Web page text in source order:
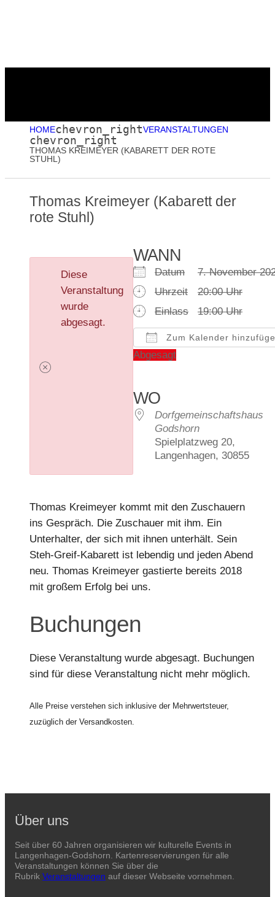
HOMEchevron_rightVERANSTALTUNGEN
chevron_right
THOMAS KREIMEYER (KABARETT DER ROTE
STUHL)
Thomas Kreimeyer (Kabarett der
rote Stuhl)
Diese
Veranstaltung
wurde
abgesagt.
WANN
Datum
7. November
Uhrzeit
20:00 Uhr
Einlass
19:00 Uhr
Zum Kalender
ICS herunterladen
WO
Dorfgemeinschaftshaus
Godshorn
Spielplatzweg 20,
Langenhagen, 30855
Thomas Kreimeyer kommt mit den Zuschauern
ins Gespräch. Die Zuschauer mit ihm. Ein
Unterhalter, der sich mit ihnen unterhält. Sein
Steh-Greif-Kabarett ist lebendig und jeden Abend
neu. Thomas Kreimeyer gastierte bereits 2018
mit großem Erfolg bei uns.
Buchungen
Diese Veranstaltung wurde abgesagt. Buchungen
sind für diese Veranstaltung nicht mehr möglich.
Alle Preise verstehen sich inklusive der Mehrwertsteuer,
zuzüglich der Versandkosten.
Über uns
Seit über 60 Jahren organisieren wir kulturelle Events in
Langenhagen-Godshorn. Kartenreservierungen für alle
Veranstaltungen können Sie über die
Rubrik Veranstaltungen auf dieser Webseite vornehmen.